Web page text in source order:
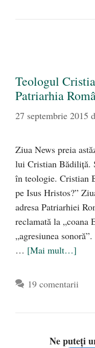
Teologul
Patriarhia
27 septembrie 2015
Ziua News preia
lui Cristian Bădiliţă.
în teologie. Cristian
pe Isus Hristos?”
adresa Patriarhiei
reclamată la „coana
„agresiunea
… [Mai mult…]
19 comentarii
Ne puteți